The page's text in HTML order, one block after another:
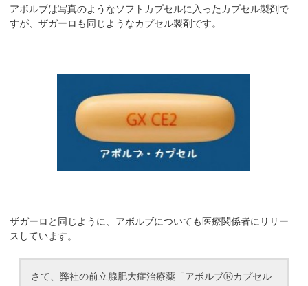
アボルブは写真のようなソフトカプセルに入ったカプセル製剤で
すが、ザガーロも同じようなカプセル製剤です。
ザガーロと同じように、アボルブについても医療関係者にリリー
スしています。
さて、弊社の前立腺肥大症治療薬「アボルブⓇカプセル